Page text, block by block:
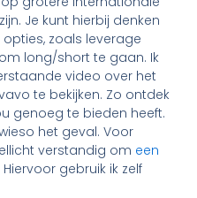
Je kunt hierbij denken
zoals leverage
long/short te gaan. Ik
video over het
te bekijken. Zo ontdek
genoeg te bieden heeft.
het geval. Voor
verstandig om een
Hiervoor gebruik ik zelf